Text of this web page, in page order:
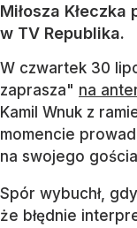
Miłosza
w TV Republika.
W czwartek 30
zaprasza" na
Kamil Wnuk z
momencie
na swojego
Spór wybuchł,
że błędnie